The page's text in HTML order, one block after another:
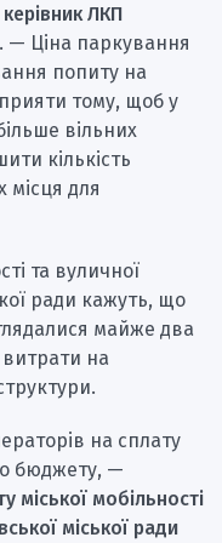
керівник ЛКП
. — Ціна паркування
попиту на
тому, щоб у
вільних
кількість
місця для
та вуличної
ради кажуть, що
майже два
на
на сплату
бюджету, —
міської мобільності
міської ради